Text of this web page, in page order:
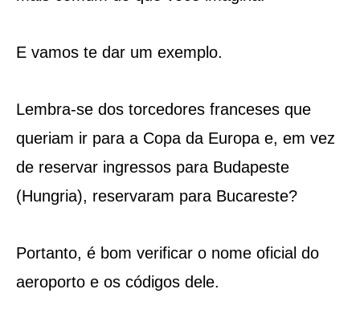
E vamos te dar um exemplo.
Lembra-se dos torcedores franceses que
queriam ir para a Copa da Europa e, em vez
de reservar ingressos para Budapeste
(Hungria), reservaram para Bucareste?
Portanto, é bom verificar o nome oficial do
aeroporto e os códigos dele.